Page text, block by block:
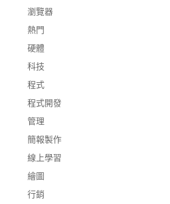
瀏覽器
熱門
硬體
科技
程式
程式開發
管理
簡報製作
線上學習
繪圖
行銷